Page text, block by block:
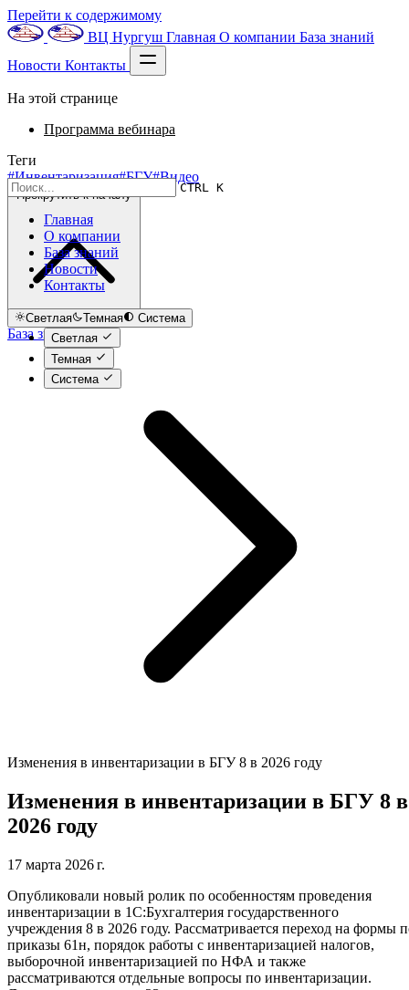
Перейти к содержимому
ВЦ Нургуш Главная О компании База знаний
Новости Контакты
CTRL K
Главная
О компании
База знаний
Новости
Контакты
Светлая Темная
Система
Светлая
Темная
Система
На этой странице
Программа вебинара
Теги
#Инвентаризация#БГУ#Видео
Прокрутить к началу
База знаний
Изменения в инвентаризации в БГУ 8 в 2026 году
Изменения в инвентаризации в БГУ 8 в
2026 году
17 марта 2026 г.
Опубликовали новый ролик по особенностям проведения
инвентаризации в 1С:Бухгалтерия государственного
учреждения 8 в 2026 году. Рассматривается переход на формы
приказы 61н, порядок работы с инвентаризацией налогов,
выборочной инвентаризацией по НФА и также
рассматриваются отдельные вопросы по инвентаризации.